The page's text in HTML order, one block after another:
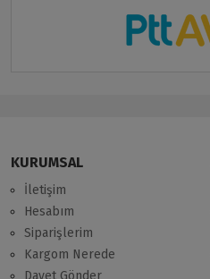
KURUMSAL
İletişim
Hesabım
Siparişlerim
Kargom Nerede
Davet Gönder